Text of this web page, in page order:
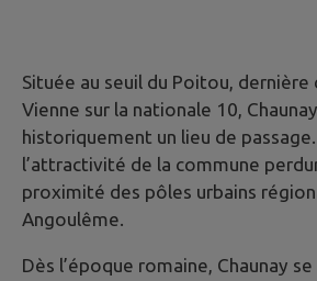
Située au seuil du Poitou, dernière
Vienne sur la nationale 10,
historiquement un lieu de passage.
l’attractivité de la commune
proximité des pôles urbains
Angoulême.
Dès l’époque romaine, Chaunay